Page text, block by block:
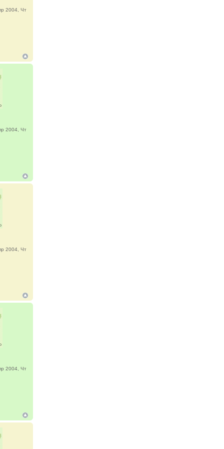
2004, Чт
2004, Чт
2004, Чт
2004, Чт